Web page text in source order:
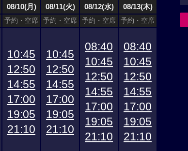
08/10(月) 08/11(火) 08/12(水) 08/13(木)
予約・空席 予約・空席 予約・空席 予約・空席
10:45
12:50
14:55
17:00
19:05
21:10
10:45
12:50
14:55
17:00
19:05
21:10
08:40
10:45
12:50
14:55
17:00
19:05
21:10
08:40
10:45
12:50
14:55
17:00
19:05
21:10